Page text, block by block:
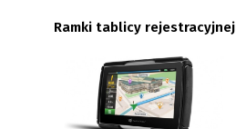
Ramki tablicy rejestracyjnej